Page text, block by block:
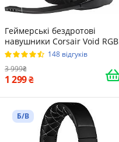
Геймерські бездротові
навушники Corsair Void RGB
Elite Wireless / Радіоканал /
Активне шумозаглушення /
ANC / Підсвітка / Чорні (CA-
9011201)
148 відгуків
3 999
1 299
Б/В